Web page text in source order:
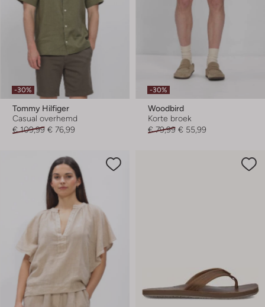
-30%
Tommy Hilfiger
Casual overhemd
€ 109,99 € 76,99
-30%
Woodbird
Korte broek
€ 79,99 € 55,99